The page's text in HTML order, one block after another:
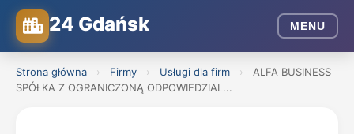
24 Gdańsk MENU
Strona główna › Firmy › Usługi dla firm ›
ALFA BUSINESS
SPÓŁKA Z OGRANICZONĄ ODPOWIEDZIAL...